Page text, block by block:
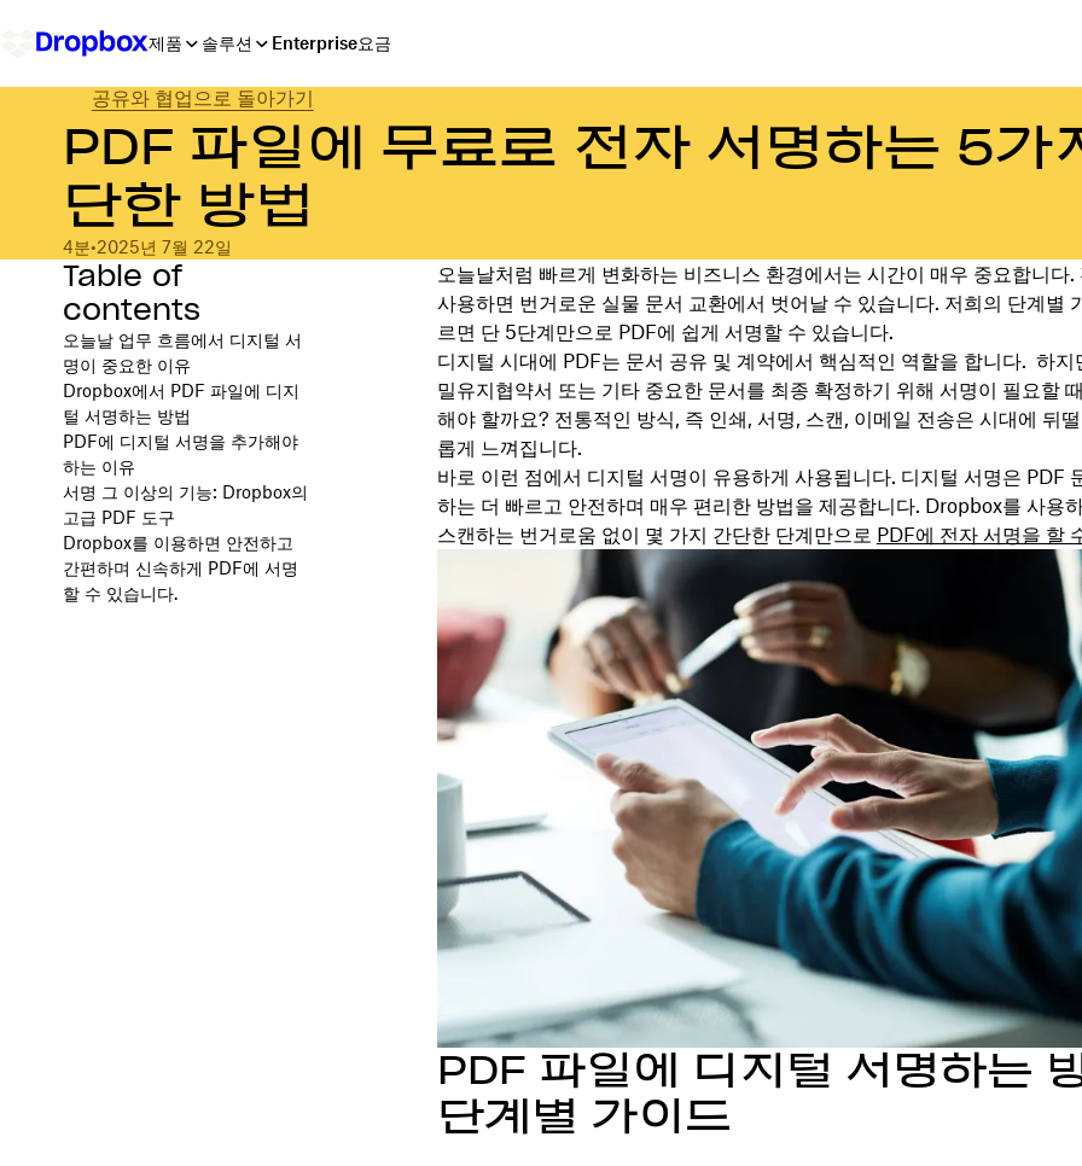
제품 솔루션 Enterprise요금
공유와 협업으로 돌아가기
PDF 파일에 무료로 전자 서명하는 5가
단한 방법
4분•2025년 7월 22일
Table of
contents
오늘날 업무 흐름에서 디지털 서
명이 중요한 이유
Dropbox에서 PDF 파일에 디지
털 서명하는 방법
PDF에 디지털 서명을 추가해야
하는 이유
서명 그 이상의 기능: Dropbox의
고급 PDF 도구
Dropbox를 이용하면 안전하고
간편하며 신속하게 PDF에 서명
할 수 있습니다.
오늘날처럼 빠르게 변화하는 비즈니스 환경에서는 시간이 매우 중요합니다.
사용하면 번거로운 실물 문서 교환에서 벗어날 수 있습니다. 저희의 단계별
르면 단 5단계만으로 PDF에 쉽게 서명할 수 있습니다.
디지털 시대에 PDF는 문서 공유 및 계약에서 핵심적인 역할을 합니다. 하지
밀유지협약서 또는 기타 중요한 문서를 최종 확정하기 위해 서명이 필요할
해야 할까요? 전통적인 방식, 즉 인쇄, 서명, 스캔, 이메일 전송은 시대에 뒤
롭게 느껴집니다.
바로 이런 점에서 디지털 서명이 유용하게 사용됩니다. 디지털 서명은 PDF
하는 더 빠르고 안전하며 매우 편리한 방법을 제공합니다. Dropbox를 사용
스캔하는 번거로움 없이 몇 가지 간단한 단계만으로 PDF에 전자 서명을 할
PDF 파일에 디지털 서명하는
단계별 가이드